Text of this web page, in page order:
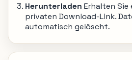
Herunterladen Erhalten Sie
privaten Download-Link.
automatisch gelöscht.